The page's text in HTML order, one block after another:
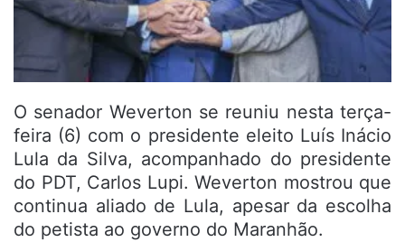
O senador Weverton se reuniu nesta terça-
feira (6) com o presidente eleito Luís Inácio
Lula da Silva, acompanhado do presidente
do PDT, Carlos Lupi. Weverton mostrou que
continua aliado de Lula, apesar da escolha
do petista ao governo do Maranhão.